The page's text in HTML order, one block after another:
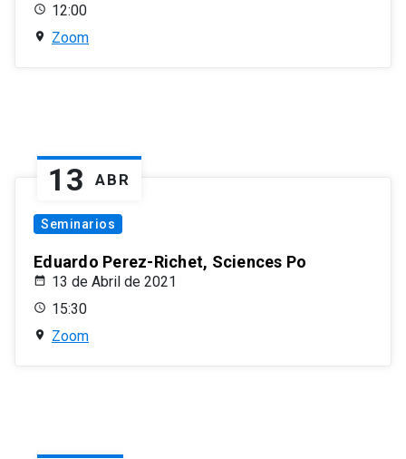
12:00
Zoom
13 ABR
Seminarios
Eduardo Perez-Richet, Sciences Po
13 de Abril de 2021
15:30
Zoom